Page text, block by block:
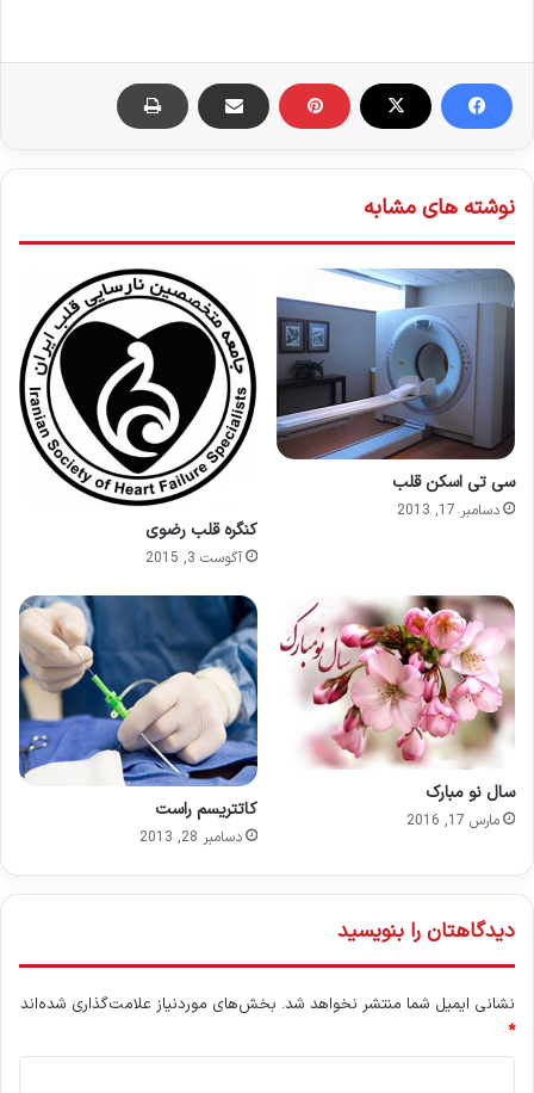
نوشته های مشابه
سی تی اسکن قلب
دسامبر 17, 2013
کنگره قلب رضوی
آگوست 3, 2015
سال نو مبارک
مارس 17, 2016 کاتتریسم راست
دسامبر 28, 2013
دیدگاهتان را بنویسید
نشانی ایمیل شما منتشر نخواهد شد. بخش‌های موردنیاز علامت‌گذاری شده‌اند
*